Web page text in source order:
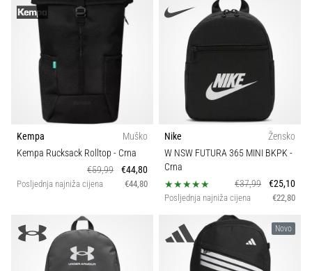
Kempa
Muško
Kempa Rucksack Rolltop - Crna
€59,99
€44,80
Posljednja najniža cijena €44,80
Nike
Žensko
W NSW FUTURA 365 MINI BKPK-
Crna
€37,99
€25,10
Posljednja najniža cijena €22,80
Novo